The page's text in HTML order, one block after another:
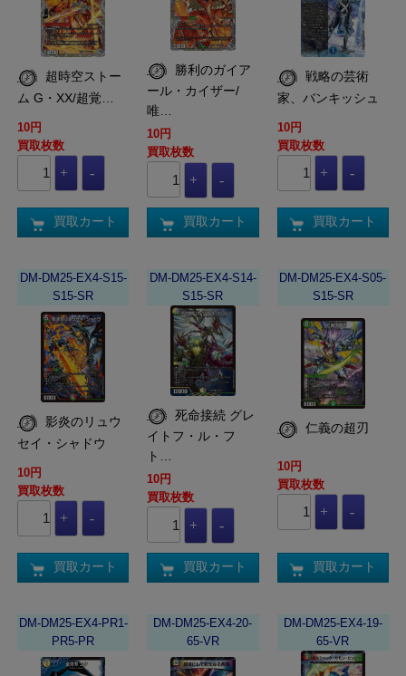
ム G・XX/超覚…
10円
買取枚数
買取カート
ール・カイザー/
唯…
10円
買取枚数
買取カート
家、バンキッシュ
10円
買取枚数
買取カート
DM-DM25-EX4-S15-
S15-SR
セイ・シャドウ
10円
買取枚数
買取カート
DM-DM25-EX4-S14-
S15-SR
死命接続 グレ
イトフ・ル・フ
ト…
10円
買取枚数
買取カート
DM-DM25-EX4-S05-
S15-SR
仁義の超刃
10円
買取枚数
買取カート
DM-DM25-EX4-PR1-
PR5-PR
DM-DM25-EX4-20-
65-VR
DM-DM25-EX4-19-
65-VR